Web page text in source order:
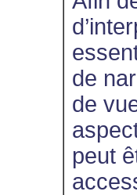
de
de
peut